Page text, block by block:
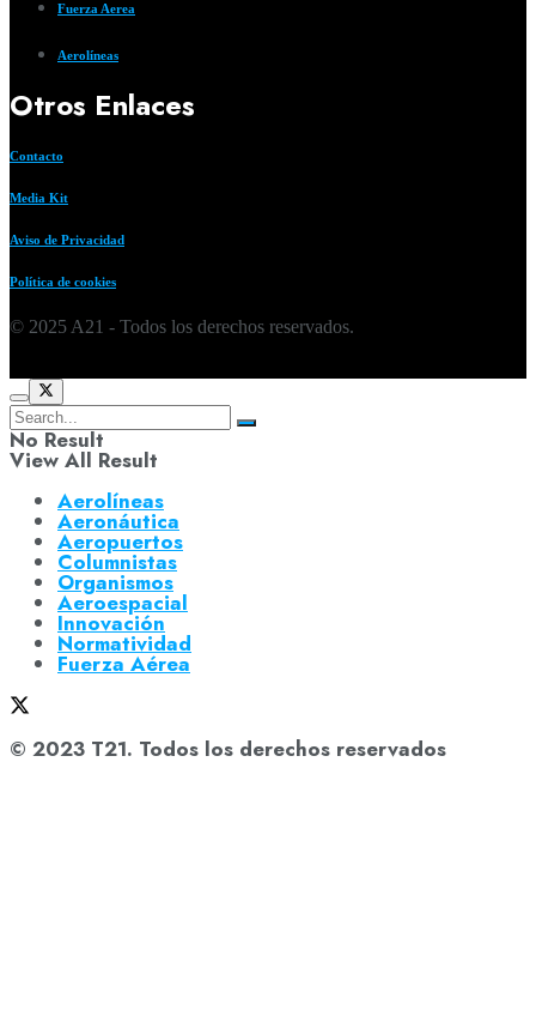
Fuerza Aerea
Aerolíneas
Otros Enlaces
Contacto
Media Kit
Aviso de Privacidad
Política de cookies
© 2025 A21 - Todos los derechos reservados.
No Result
View All Result
Aerolíneas
Aeronáutica
Aeropuertos
Columnistas
Organismos
Aeroespacial
Innovación
Normatividad
Fuerza Aérea
© 2023 T21. Todos los derechos reservados